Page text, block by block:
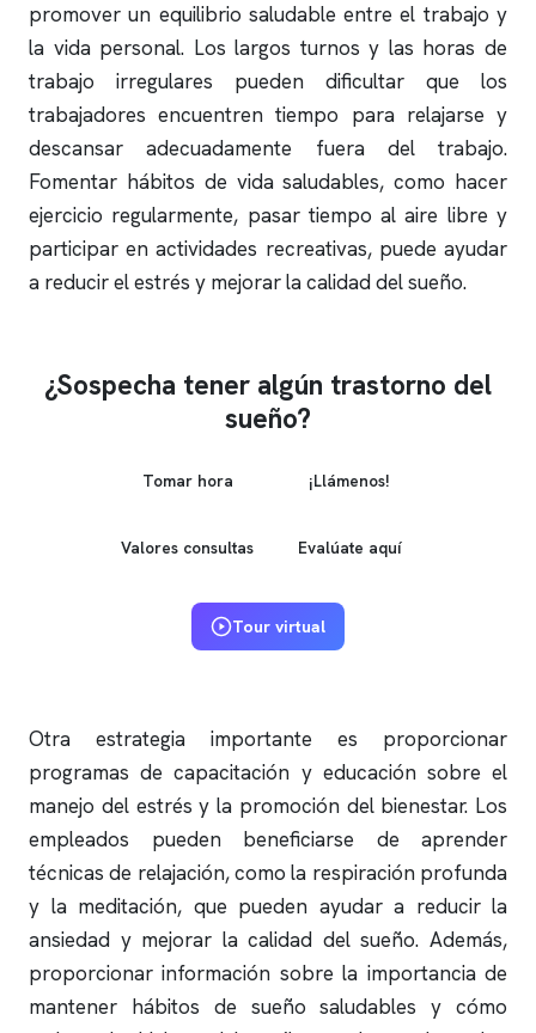
promover un equilibrio saludable entre el trabajo y
la vida personal. Los largos turnos y las horas de
trabajo irregulares pueden dificultar que los
trabajadores encuentren tiempo para relajarse y
descansar adecuadamente fuera del trabajo.
Fomentar hábitos de vida saludables, como hacer
ejercicio regularmente, pasar tiempo al aire libre y
participar en actividades recreativas, puede ayudar
a reducir el estrés y mejorar la calidad del sueño.
¿Sospecha tener algún trastorno del
sueño?
Tomar hora ¡Llámenos!
Valores consultas Evalúate aquí
Tour virtual
Otra estrategia importante es proporcionar
programas de capacitación y educación sobre el
manejo del estrés y la promoción del bienestar. Los
empleados pueden beneficiarse de aprender
técnicas de relajación, como la respiración profunda
y la meditación, que pueden ayudar a reducir la
ansiedad y mejorar la calidad del sueño. Además,
proporcionar información sobre la importancia de
mantener hábitos de sueño saludables y cómo